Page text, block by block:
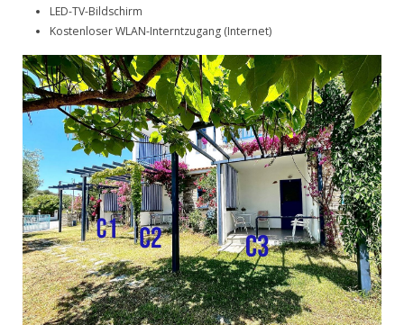
LED-TV-Bildschirm
Kostenloser WLAN-Interntzugang (Internet)